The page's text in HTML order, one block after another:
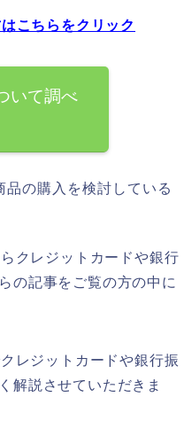
こちらをクリック
いて調べ
の購入を検討している
クレジットカードや銀行
の記事をご覧の方の中に
レジットカードや銀行振
解説させていただきま